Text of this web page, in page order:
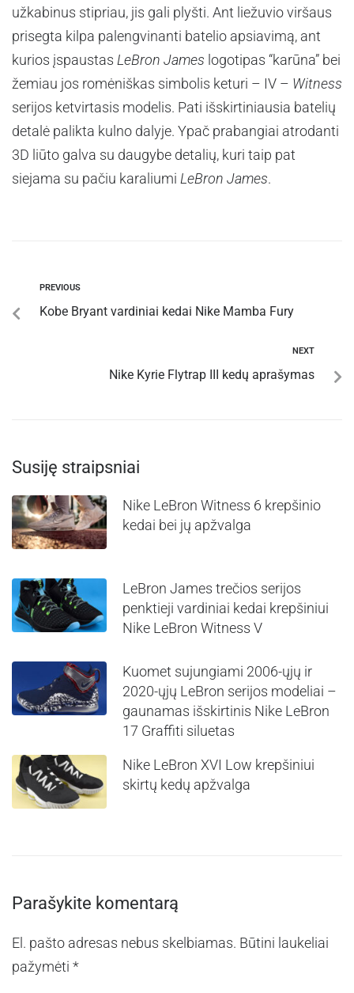
užkabinus stipriau, jis gali plyšti. Ant liežuvio viršaus
prisegta kilpa palengvinanti batelio apsiavimą, ant
kurios įspaustas LeBron James logotipas “karūna” bei
žemiau jos romėniškas simbolis keturi – IV – Witness
serijos ketvirtasis modelis. Pati išskirtiniausia batelių
detalė palikta kulno dalyje. Ypač prabangiai atrodanti
3D liūto galva su daugybe detalių, kuri taip pat
siejama su pačiu karaliumi LeBron James.
PREVIOUS
Kobe Bryant vardiniai kedai Nike Mamba Fury
NEXT
Nike Kyrie Flytrap III kedų aprašymas
Susiję straipsniai
Nike LeBron Witness 6 krepšinio
kedai bei jų apžvalga
LeBron James trečios serijos
penktieji vardiniai kedai krepšiniui
Nike LeBron Witness V
Kuomet sujungiami 2006-ųjų ir
2020-ųjų LeBron serijos modeliai –
gaunamas išskirtinis Nike LeBron
17 Graffiti siluetas
Nike LeBron XVI Low krepšiniui
skirtų kedų apžvalga
Parašykite komentarą
El. pašto adresas nebus skelbiamas. Būtini laukeliai
pažymėti *